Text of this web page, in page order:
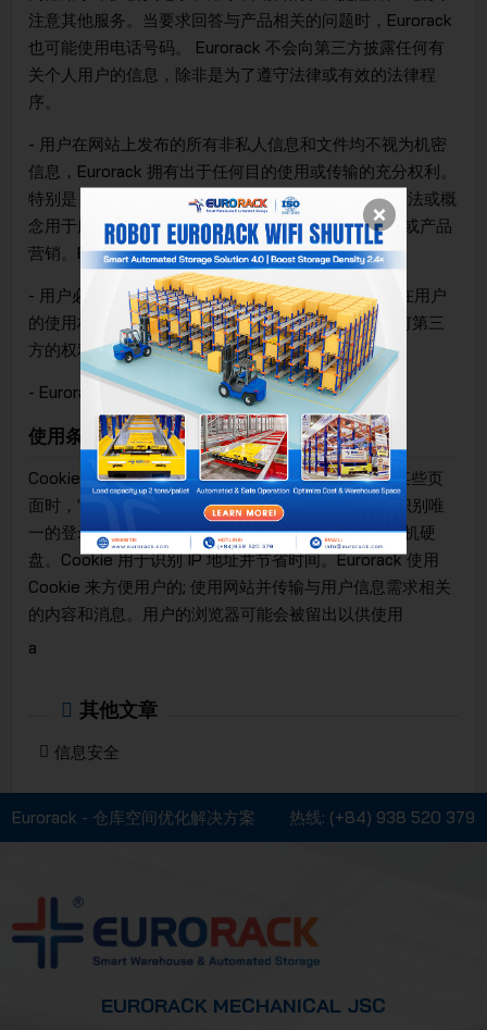
注意其他服务。当要求回答与产品相关的问题时，Eurorack
也可能使用电话号码。 Eurorack 不会向第三方披露任何有
关个人用户的信息，除非是为了遵守法律或有效的法律程
序。
- 用户在网站上发布的所有非私人信息和文件均不视为机密
信息，Eurorack 拥有出于任何目的使用或传输的充分权利。
特别是，Eurorack 被允许将用户提交给网站的任何想法或概
念用于所有目的，不受限制，包括开发、生产、广告或产品
营销。Eurorack 不负责补偿或奖励供应商。
- 用户必须意识到并确保用户发送的信息和文件必须在用户
的使用权限范围内；这意味着 Eurorack 不会侵犯任何第三
方的权利。
- Eurorack 不一定接受用户提交的所有材料。
使用条款 COOKIES
Cookie 是一个小型文本文件，当用户访问网站上的某些页
面时，它可以从用户的计算机到 Eurorack 的服务器识别唯
一的登录名，并将由互联网浏览器保存。用户的计算机硬
盘。Cookie 用于识别 IP 地址并节省时间。Eurorack 使用
Cookie 来方便用户的; 使用网站并传输与用户信息需求相关
的内容和消息。用户的浏览器可能会被留出以供使用
a
其他文章
信息安全
Eurorack - 仓库空间优化解决方案 热线: (+84) 938 520 379
EURORACK MECHANICAL JSC